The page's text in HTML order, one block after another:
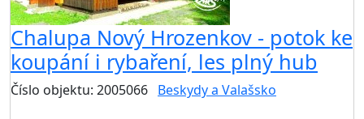
Chalupa Nový Hrozenkov - potok ke
koupání i rybaření, les plný hub
Číslo objektu: 2005066 Beskydy a Valašsko